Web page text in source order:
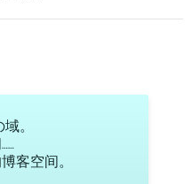
。
客空间。